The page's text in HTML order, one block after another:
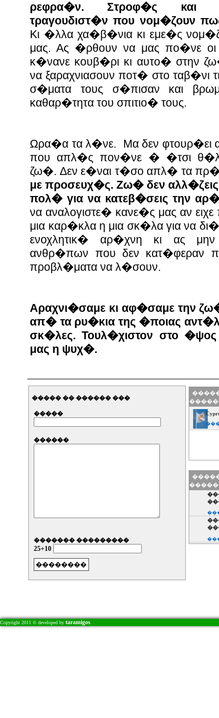
ρεφρα�ν. Στροφ�ς και
τραγουδιστ�ν που νομ�ζουν
Κι �λλα χα�β�νια κι εμε�ς
μας. Ας �ρθουν να μας πο�νε οι
κ�νανε κουβ�ρι κι αυτο� στην
να ξαραχνιασουν ποτ� στο ταβ�νι
σ�ματα τους σ�πισαν και
καθαρ�τητα του σπιτιο� τους.
Ωρα�α τα λ�νε. Μα δεν
που απλ�ς πον�νε � �τσι
ζω�. Δεν ε�ναι τ�σο απλ� τα
με προσευχ�ς. Ζω� δεν
πολ� για να κατεβ�σεις την
να αναλογιστε� κανε�ς μας αν
μια καρ�κλα η μια σκ�λα για να
ενοχλητικ� αρ�χνη κι ας
ανθρ�πων που δεν κατ�φεραν
προβλ�ματα να λ�σουν.
Αραχνι�σαμε κι αφ�σαμε την
απ� τα ρυ�κια της �ποιας
σκ�λες. Τουλ�χιστον στο
μας η ψυχ�.
����� �� ������ ���
�����
������
������� ���������
25+10
Copyright 2011 © developed by taramigos